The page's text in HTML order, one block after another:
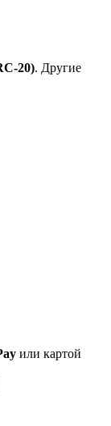
20). Другие
или картой